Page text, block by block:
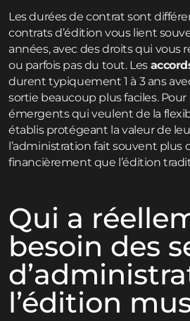
Les durées de contrat sont
contrats d’édition vous lient
années, avec des droits qui
ou parfois pas du tout. Les
durent typiquement 1 à 3 ans
sortie beaucoup plus faciles. Pour
émergents qui veulent de la
établis protégeant la valeur de
l’administration fait souvent plus
financièrement que l’édition
Qui a
besoin des
l’édition